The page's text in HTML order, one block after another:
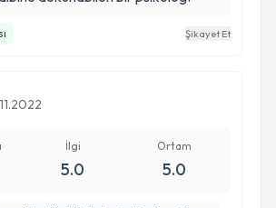
Şikayet Et
İlgi
5.0
Ortam
5.0